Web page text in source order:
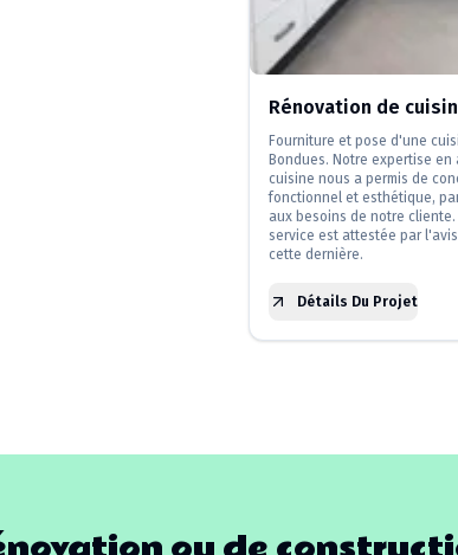
Rénovation de
Fourniture et pose d'une
Bondues. Notre expertise en
cuisine nous a permis de
fonctionnel et esthétique,
aux besoins de notre
service est attestée par
cette dernière.
Détails Du Projet